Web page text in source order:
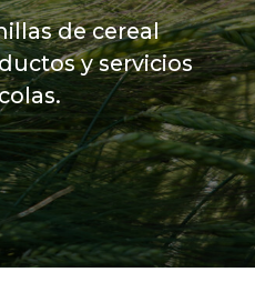
de cereal
y servicios